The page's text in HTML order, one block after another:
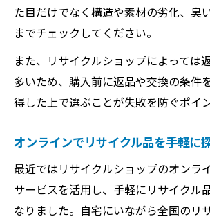
た目だけでなく構造や素材の劣化、臭
までチェックしてください。
また、リサイクルショップによっては
多いため、購入前に返品や交換の条件
得した上で選ぶことが失敗を防ぐポイン
オンラインでリサイクル品を手軽に
最近ではリサイクルショップのオンラ
サービスを活用し、手軽にリサイクル
なりました。自宅にいながら全国のリ